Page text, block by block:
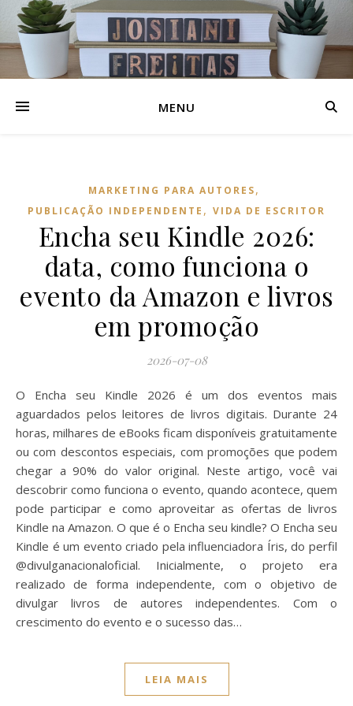
MENU
MARKETING PARA AUTORES,
PUBLICAÇÃO INDEPENDENTE , VIDA DE ESCRITOR
Encha seu Kindle 2026:
data, como funciona o
evento da Amazon e livros
em promoção
2026-07-08
O Encha seu Kindle 2026 é um dos eventos mais
aguardados pelos leitores de livros digitais. Durante 24
horas, milhares de eBooks ficam disponíveis gratuitamente
ou com descontos especiais, com promoções que podem
chegar a 90% do valor original. Neste artigo, você vai
descobrir como funciona o evento, quando acontece, quem
pode participar e como aproveitar as ofertas de livros
Kindle na Amazon. O que é o Encha seu kindle? O Encha seu
Kindle é um evento criado pela influenciadora Íris, do perfil
@divulganacionaloficial. Inicialmente, o projeto era
realizado de forma independente, com o objetivo de
divulgar livros de autores independentes. Com o
crescimento do evento e o sucesso das…
LEIA MAIS